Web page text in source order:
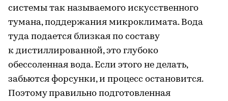
системы так называемого искусственного
тумана, поддержания микроклимата. Вода
туда подается близкая по составу
к дистиллированной, это глубоко
обессоленная вода. Если этого не делать,
забьются форсунки, и процесс остановится.
Поэтому правильно подготовленная